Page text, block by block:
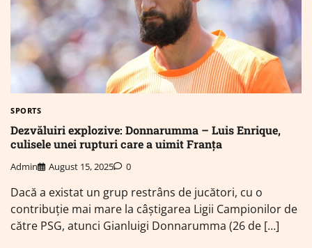
SPORTS
Dezvăluiri explozive: Donnarumma – Luis Enrique,
culisele unei rupturi care a uimit Franța
Admin August 15, 2025 0
Dacă a existat un grup restrâns de jucători, cu o
contribuție mai mare la câștigarea Ligii Campionilor de
către PSG, atunci Gianluigi Donnarumma (26 de […]